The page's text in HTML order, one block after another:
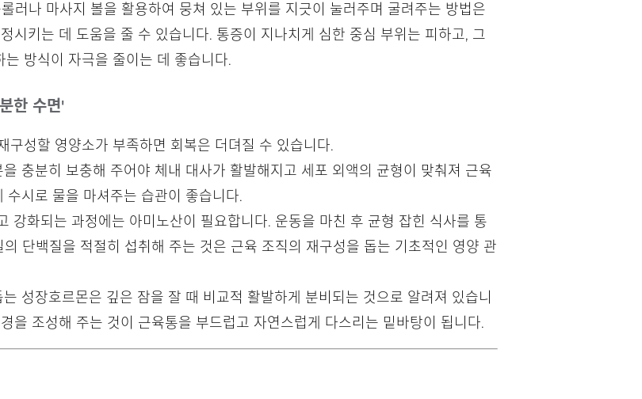
러나 마사지 볼을 활용하여 뭉쳐 있는 부위를 지긋이 눌러주며 굴려주는 방법은
시키는 데 도움을 줄 수 있습니다. 통증이 지나치게 심한 중심 부위는 피하고, 그
방식이 자극을 줄이는 데 좋습니다.
한 수면'
구성할 영양소가 부족하면 회복은 더뎌질 수 있습니다.
충분히 보충해 주어야 체내 대사가 활발해지고 세포 외액의 균형이 맞춰져 근육
시로 물을 마셔주는 습관이 좋습니다.
강화되는 과정에는 아미노산이 필요합니다. 운동을 마친 후 균형 잡힌 식사를 통
단백질을 적절히 섭취해 주는 것은 근육 조직의 재구성을 돕는 기초적인 영양 관
성장호르몬은 깊은 잠을 잘 때 비교적 활발하게 분비되는 것으로 알려져 있습니
을 조성해 주는 것이 근육통을 부드럽고 자연스럽게 다스리는 밑바탕이 됩니다.